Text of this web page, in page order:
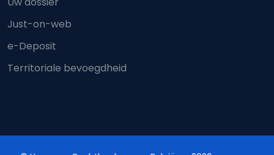
Just-on-web
e-Deposit
Territoriale bevoegdheid